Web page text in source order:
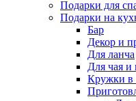
Подарки для
Подарки на
Бар
Декор и
Для ланча
Для чая и
Кружки в